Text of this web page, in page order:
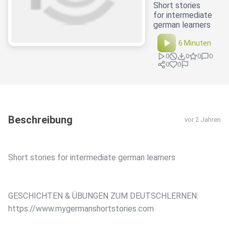
Short stories
for intermediate
german learners
6 Minuten
0 0 0
0
0
0
Beschreibung vor 2 Jahren
Short stories for intermediate german learners
GESCHICHTEN & ÜBUNGEN ZUM DEUTSCHLERNEN:
https://www.mygermanshortstories.com